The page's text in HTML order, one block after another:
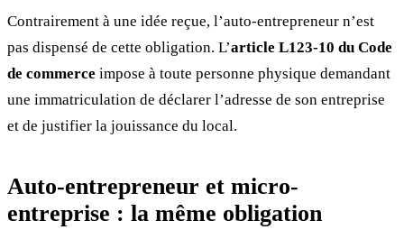
Contrairement à une idée reçue, l’auto-entrepreneur n’est
pas dispensé de cette obligation. L’article L123-10 du Code
de commerce impose à toute personne physique demandant
une immatriculation de déclarer l’adresse de son entreprise
et de justifier la jouissance du local.
Auto-entrepreneur et micro-
entreprise : la même obligation